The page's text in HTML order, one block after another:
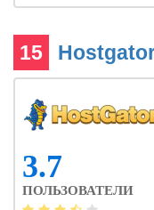
15
3.7
ПОЛЬЗОВАТЕЛИ